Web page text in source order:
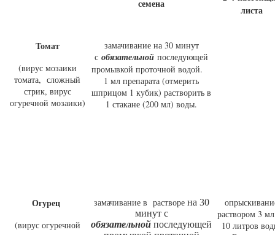
семена
листа
Томат
(вирус мозаики
томата, сложный
стрик, вирус
огуречной мозаики)
замачивание на 30 минут
с обязательной последующей
промывкой проточной водой.
1 мл препарата (отмерить
шприцом 1 кубик) растворить в
1 стакане (200 мл) воды.
Огурец
(вирус огуречной
замачивание в растворе на 30
минут с
обязательной последующей
раствором 3
10 литров